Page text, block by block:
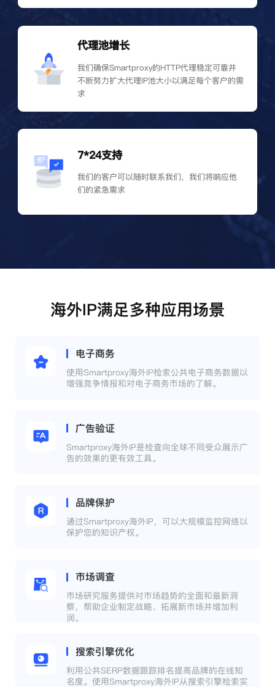
代理池增长
我们确保Smartproxy的HTTP代理稳定可靠并
不断努力扩大代理IP池大小以满足每个客户的需
求
7*24支持
我们的客户可以随时联系我们，我们将响应他
们的紧急需求
海外IP满足多种应用场景
电子商务
使用Smartproxy海外IP检索公共电子商务数据以
增强竞争情报和对电子商务市场的了解。
广告验证
Smartproxy海外IP是检查向全球不同受众展示广
告的效果的更有效工具。
品牌保护
通过Smartproxy海外IP，可以大规模监控网络以
保护您的知识产权。
市场调查
市场研究服务提供对市场趋势的全面和最新洞
察，帮助企业制定战略、拓展新市场并增加利
润。
搜索引擎优化
利用公共SERP数据跟踪排名提高品牌的在线知
名度。使用Smartproxy海外IP从搜索引擎检索实